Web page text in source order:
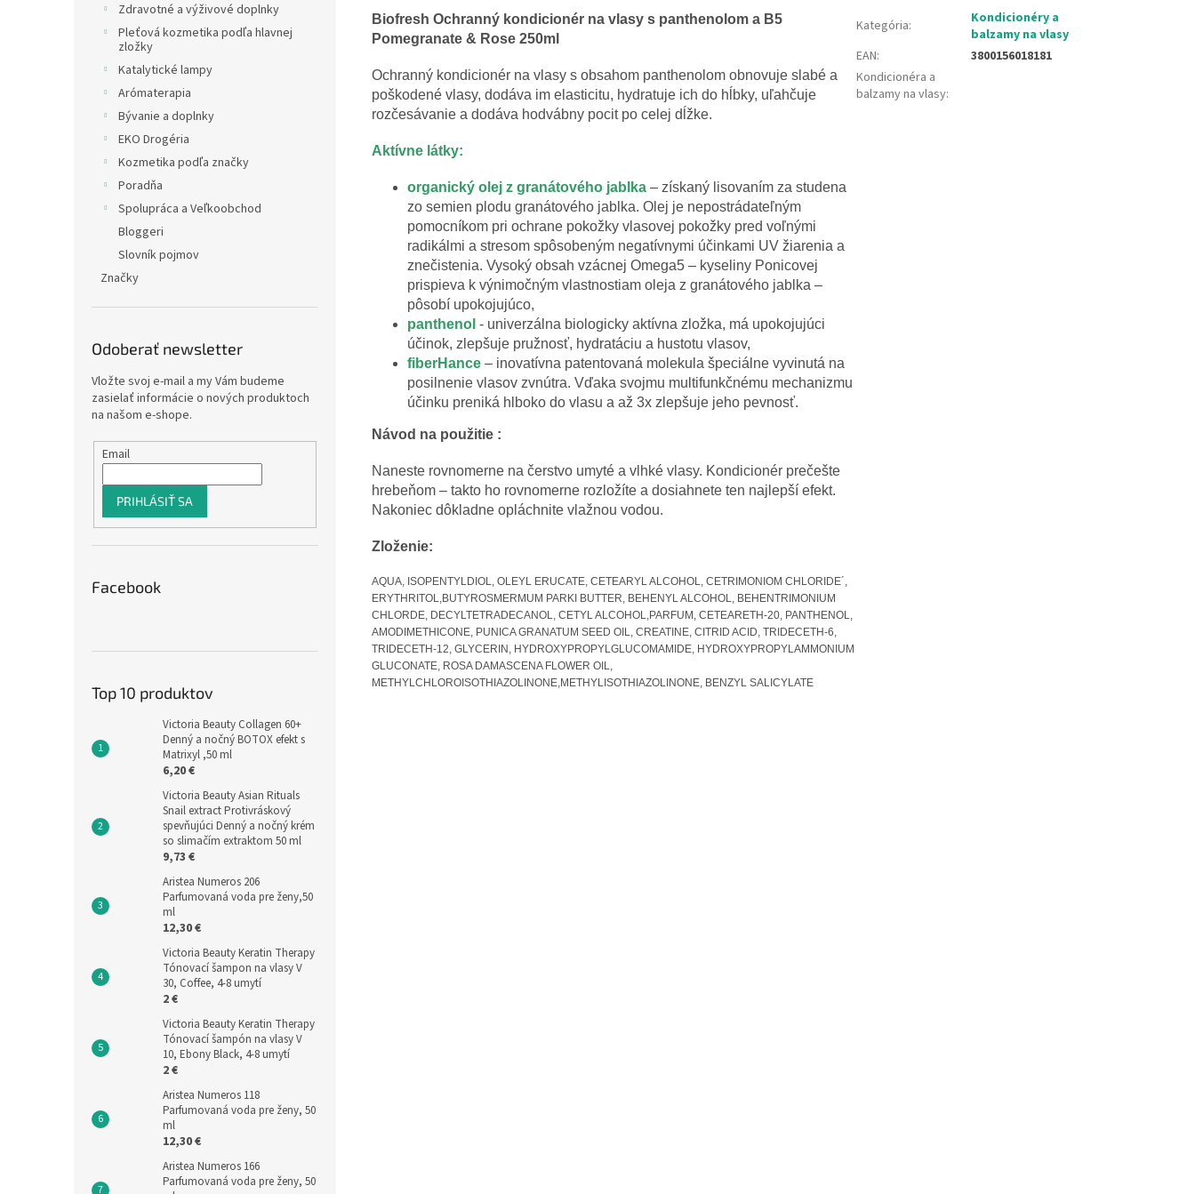
Zdravotné a výživové doplnky
Pleťová kozmetika podľa hlavnej
zložky
Katalytické lampy
Arómaterapia
Bývanie a doplnky
EKO Drogéria
Kozmetika podľa značky
Poradňa
Spolupráca a Veľkoobchod
Bloggeri
Slovník pojmov
Značky
Odoberať newsletter
Vložte svoj e-mail a my Vám budeme
zasielať informácie o nových produktoch
na našom e-shope.
Email
PRIHLÁSIŤ SA
Facebook
Top 10 produktov
Victoria Beauty Collagen 60+
Denný a nočný BOTOX efekt s
Matrixyl ,50 ml
6,20 €
Victoria Beauty Asian Rituals
Snail extract Protivráskový
spevňujúci Denný a nočný krém
so slimačím extraktom 50 ml
9,73 €
Aristea Numeros 206
Parfumovaná voda pre ženy,50
ml
12,30 €
Victoria Beauty Keratin Therapy
Tónovací šampon na vlasy V
30, Coffee, 4-8 umytí
2 €
Victoria Beauty Keratin Therapy
Tónovací šampón na vlasy V
10, Ebony Black, 4-8 umytí
2 €
Aristea Numeros 118
Parfumovaná voda pre ženy, 50
ml
12,30 €
Aristea Numeros 166
Parfumovaná voda pre ženy, 50
Biofresh Ochranný kondicionér na vlasy s panthenolom a B5
Pomegranate & Rose 250ml
Ochranný kondicionér na vlasy s obsahom panthenolom obnovuje slabé a
poškodené vlasy, dodáva im elasticitu, hydratuje ich do hĺbky, uľahčuje
rozčesávanie a dodáva hodvábny pocit po celej dĺžke.
Aktívne látky:
organický olej z granátového jablka – získaný lisovaním za studena
zo semien plodu granátového jablka. Olej je nepostrádateľným
pomocníkom pri ochrane pokožky vlasovej pokožky pred voľnými
radikálmi a stresom spôsobeným negatívnymi účinkami UV žiarenia a
znečistenia. Vysoký obsah vzácnej Omega5 – kyseliny Ponicovej
prispieva k výnimočným vlastnostiam oleja z granátového jablka –
pôsobí upokojujúco,
panthenol - univerzálna biologicky aktívna zložka, má upokojujúci
účinok, zlepšuje pružnosť, hydratáciu a hustotu vlasov,
fiberHance – inovatívna patentovaná molekula špeciálne vyvinutá na
posilnenie vlasov zvnútra. Vďaka svojmu multifunkčnému mechanizmu
účinku preniká hlboko do vlasu a až 3x zlepšuje jeho pevnosť.
Návod na použitie :
Naneste rovnomerne na čerstvo umyté a vlhké vlasy. Kondicionér prečešte
hrebeňom – takto ho rovnomerne rozložíte a dosiahnete ten najlepší efekt.
Nakoniec dôkladne opláchnite vlažnou vodou.
Zloženie:
AQUA, ISOPENTYLDIOL, OLEYL ERUCATE, CETEARYL ALCOHOL, CETRIMONIOM CHLORIDE´,
ERYTHRITOL,BUTYROSMERMUM PARKI BUTTER, BEHENYL ALCOHOL, BEHENTRIMONIUM
CHLORDE, DECYLTETRADECANOL, CETYL ALCOHOL,PARFUM, CETEARETH-20, PANTHENOL,
AMODIMETHICONE, PUNICA GRANATUM SEED OIL, CREATINE, CITRID ACID, TRIDECETH-6,
TRIDECETH-12, GLYCERIN, HYDROXYPROPYLGLUCOMAMIDE, HYDROXYPROPYLAMMONIUM
GLUCONATE, ROSA DAMASCENA FLOWER OIL,
METHYLCHLOROISOTHIAZOLINONE,METHYLISOTHIAZOLINONE, BENZYL SALICYLATE
Kategória:
Kondicionéry a
balzamy na vlasy
EAN:
3800156018181
Kondicionéra a
balzamy na vlasy: